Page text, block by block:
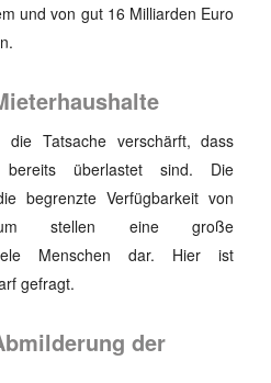
und von gut 16 Milliarden Euro
Tatsache verschärft, dass
bereits überlastet sind. Die
begrenzte Verfügbarkeit von
stellen eine große
Menschen dar. Hier ist
gefragt.
der